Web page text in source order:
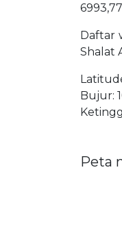
Daftar
Shalat
Bujur:
Peta